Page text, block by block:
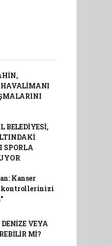
BELEDİYESİ,
SPORLA
Kanser
kontrollerinizi
VEYA
Mİ?